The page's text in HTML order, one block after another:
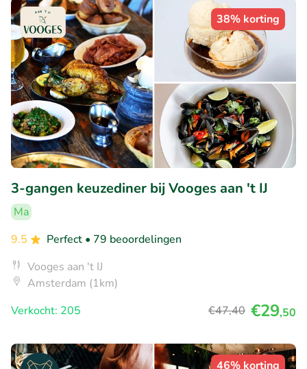
38% korting
3-gangen keuzediner bij Vooges aan 't IJ
Ma
9.5
Perfect • 79 beoordelingen
Vooges aan 't IJ
Amsterdam (1km)
Verkocht: 205
€47,40 €29,50
46% korting